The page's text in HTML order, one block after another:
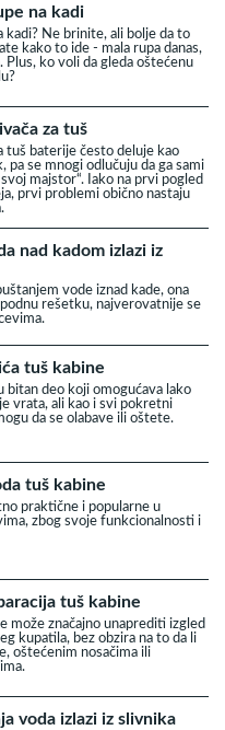
na kadi
kadi? Ne brinite, ali bolje da to
kako to ide - mala rupa danas,
ko voli da gleda oštećenu
za tuš
tuš baterije često deluje kao
pa se mnogi odlučuju da ga sami
majstor“. Iako na prvi pogled
prvi problemi obično nastaju
nad kadom izlazi iz
vode iznad kade, ona
rešetku, najverovatnije se
tuš kabine
bitan deo koji omogućava lako
vrata, ali kao i svi pokretni
da se olabave ili oštete.
tuš kabine
praktične i popularne u
zbog svoje funkcionalnosti i
tuš kabine
može značajno unaprediti izgled
kupatila, bez obzira na to da li
oštećenim nosačima ili
voda izlazi iz slivnika